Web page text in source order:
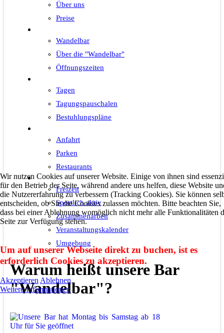
Über uns
Preise
Wandelbar
Über die "Wandelbar"
Öffnungszeiten
Tagen
Tagungspauschalen
Bestuhlungspläne
Anfahrt
Parken
Restaurants
Freizeit
Freizeit
Sportlich aktiv
Zusammenarbeit
Veranstaltungskalender
Umgebung
Warum heißt unsere Bar
"Wandelbar"?
Wir nutzen Cookies auf unserer Website. Einige von ihnen sind
für den Betrieb der Seite, während andere uns helfen, diese Website
die Nutzererfahrung zu verbessern (Tracking Cookies). Sie können
entscheiden, ob Sie die Cookies zulassen möchten. Bitte beachten Sie,
dass bei einer Ablehnung womöglich nicht mehr alle Funktionalitäten
Seite zur Verfügung stehen.
Um auf unserer Webseite direkt zu buchen, ist es
erforderlich Cookies zu akzeptieren.
Akzeptieren Ablehnen
Weitere Informationen